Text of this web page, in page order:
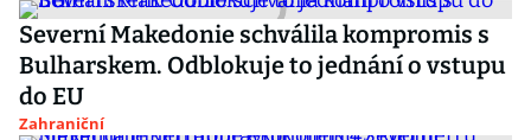
Severní Makedonie schválila kompromis s
Bulharskem. Odblokuje to jednání o vstupu
do EU
Zahraniční